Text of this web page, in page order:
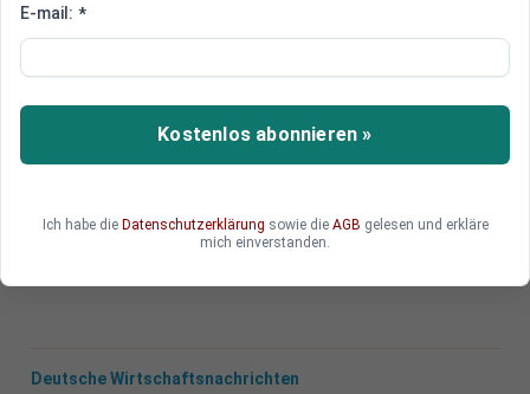
Verursacher unbekannt
US-Marine meldet erneuten
Raketen-Beschuss im Roten
Meer
Im Roten Meer ist erneut ein US-Kriegsschiff mit
USA nun ihr Militär-Engagement im Jemen
verstärken werden. Die Saudis führen dort einen
Deutsche Wirtschaftsnachrichten
E-mail: *
Kostenlos abonnieren »
Ich habe die Datenschutzerklärung sowie die AGB gelesen und erkläre
mich einverstanden.